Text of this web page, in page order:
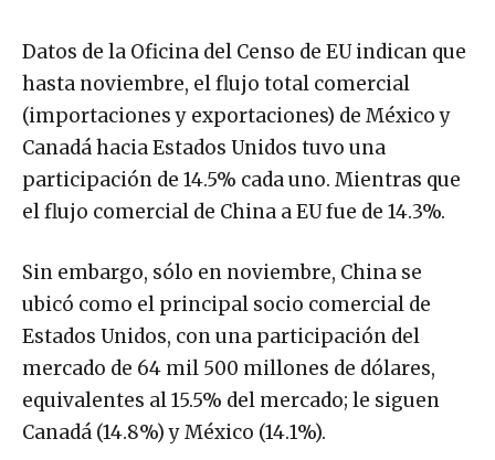
Datos de la Oficina del Censo de EU indican que
hasta noviembre, el flujo total comercial
(importaciones y exportaciones) de México y
Canadá hacia Estados Unidos tuvo una
participación de 14.5% cada uno. Mientras que
el flujo comercial de China a EU fue de 14.3%.
Sin embargo, sólo en noviembre, China se
ubicó como el principal socio comercial de
Estados Unidos, con una participación del
mercado de 64 mil 500 millones de dólares,
equivalentes al 15.5% del mercado; le siguen
Canadá (14.8%) y México (14.1%).